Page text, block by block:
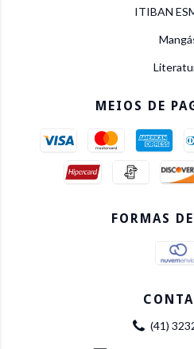
ITIBAN
MEIOS DE
FORMAS
(41)